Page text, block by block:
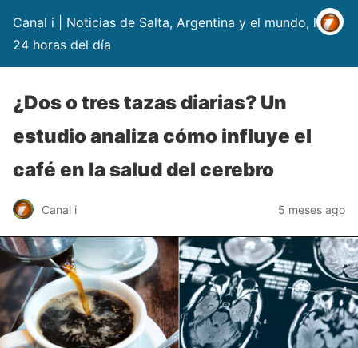
Canal i | Noticias de Salta, Argentina y el mundo, las
24 horas del día
¿Dos o tres tazas diarias? Un
estudio analiza cómo influye el
café en la salud del cerebro
Canal i 5 meses ago